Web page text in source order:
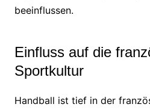
beeinflussen.
Einfluss auf die
Sportkultur
Handball ist tief in der